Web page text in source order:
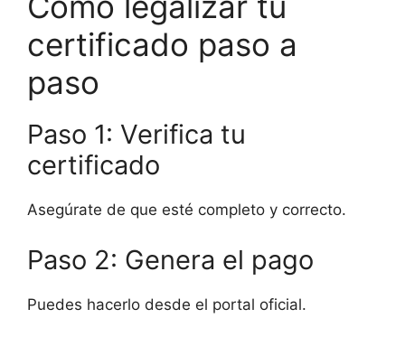
certificado paso a
paso
Paso 1: Verifica tu
certificado
Asegúrate de que esté completo y correcto.
Paso 2: Genera el pago
Puedes hacerlo desde el portal oficial.